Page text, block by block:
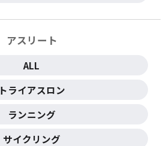
アスリート
ALL
トライアスロン
ランニング
サイクリング